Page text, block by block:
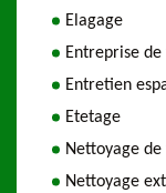
Elagage
Entreprise
Entretien
Etetage
Nettoyage
Nettoyage